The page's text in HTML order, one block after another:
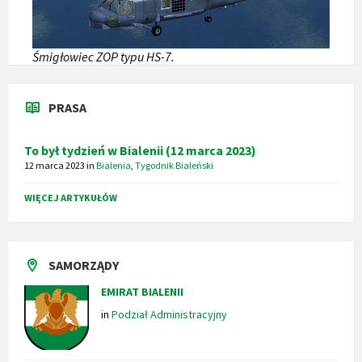
Śmigłowiec ZOP typu HS-7.
PRASA
To był tydzień w Bialenii (12 marca 2023)
12 marca 2023 in Bialenia Tygodnik Bialeński
WIĘCEJ ARTYKUŁÓW
SAMORZĄDY
EMIRAT BIALENII
in Podział Administracyjny